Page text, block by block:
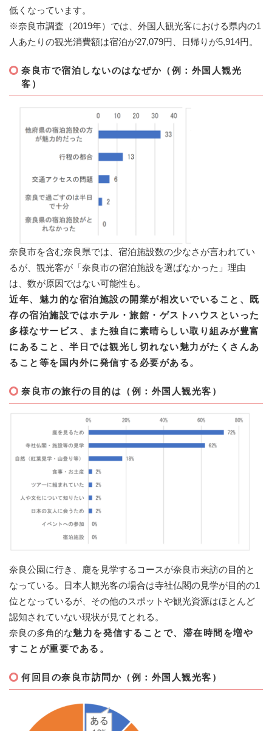
低くなっています。
※奈良市調査（2019年）では、外国人観光客における県内の1
人あたりの観光消費額は宿泊が27,079円、日帰りが5,914円。
奈良市で宿泊しないのはなぜか（例：​ 外国人観光
客）
​奈良市を含む奈良県では、宿泊施設数の少なさが言われてい
るが、観光客が「奈良市の宿泊施設を選ばなかった」理由
は、数が原因ではない可能性も。
近年、魅力的な宿泊施設の開業が相次いでいること、既
存の宿泊施設ではホテル・旅館・ゲストハウスといった
多様なサービス、また独自に素晴らしい取り組みが豊富
にあること、半日では観光し切れない魅力がたくさんあ
ること等を国内外に発信する必要がある。​
奈良市の旅行の目的は（例：​ 外国人観光客）
奈良公園に行き、鹿を見学するコースが奈良市来訪の目的と
なっている。日本人観光客の場合は寺社仏閣の見学が目的の1
位となっているが、その他のスポットや観光資源はほとんど
認知されていない現状が見てとれる。
奈良の多角的な魅力を発信することで、滞在時間を増や
すことが重要である。
​何回目の奈良市訪問か（例：外国人観光客）